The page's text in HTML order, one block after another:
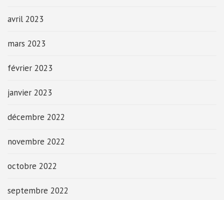
avril 2023
mars 2023
février 2023
janvier 2023
décembre 2022
novembre 2022
octobre 2022
septembre 2022